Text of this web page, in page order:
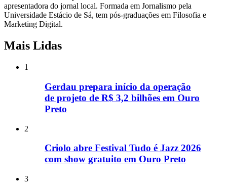
apresentadora do jornal local. Formada em Jornalismo pela
Universidade Estácio de Sá, tem pós-graduações em Filosofia e
Marketing Digital.
Mais Lidas
1
Gerdau prepara início da operação
de projeto de R$ 3,2 bilhões em Ouro
Preto
2
Criolo abre Festival Tudo é Jazz 2026
com show gratuito em Ouro Preto
3